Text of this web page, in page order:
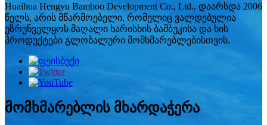
Huaihua Hengyu Bamboo Development Co., Ltd., დაარსდა 2006
წელს, არის მწარმოებელი, რომელიც ვალდებულია
უზრუნველყოს მაღალი ხარისხის ბამბუკისა და ხის
პროდუქტები გლობალური მომხმარებლებისთვის.
მომხმარებლის მხარდაჭერა